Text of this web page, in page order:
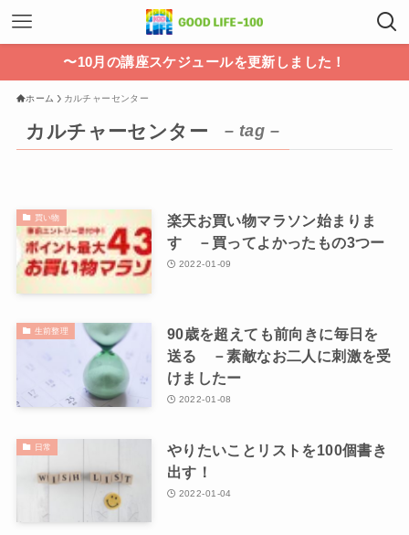
〜10月の講座スケジュールを更新しました！
ホーム カルチャーセンター
カルチャーセンター – tag –
買い物
楽天お買い物マラソン始まりま
す －買ってよかったもの3つー
2022-01-09
生前整理
90歳を超えても前向きに毎日を
送る －素敵なお二人に刺激を受
けましたー
2022-01-08
日常
やりたいことリストを100個書き
出す！
2022-01-04